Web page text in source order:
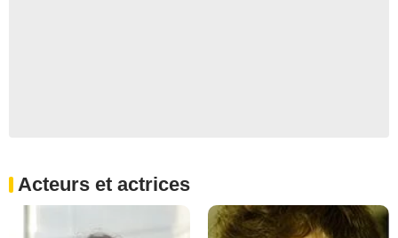
Acteurs et actrices